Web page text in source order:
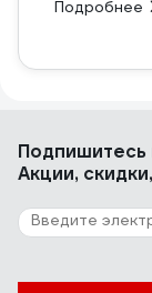
Подробнее
Подпишитесь
Акции,